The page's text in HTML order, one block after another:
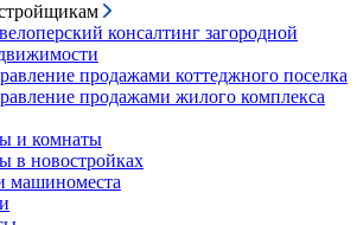
консалтинг загородной
продажами коттеджного поселка
продажами жилого комплекса
и комнаты
в новостройках
машиноместа